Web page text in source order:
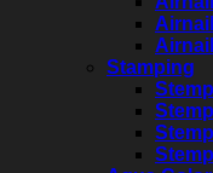
Stamping